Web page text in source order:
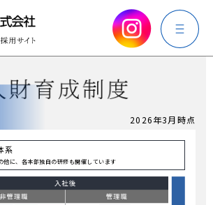
2026年3月時点
系
他に、各本部独自の研修も開催しています